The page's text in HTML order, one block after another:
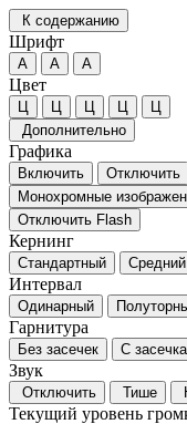
К содержанию
Шрифт
А А А
Цвет
Ц Ц Ц Ц
Ц
Дополнительно
Графика
Включить
Отключить
Монохромные
Отключить Flash
Кернинг
Стандартный Средний
Интервал
Одинарный
Гарнитура
Без засечек С
Звук
Отключить Тише
Текущий уровень